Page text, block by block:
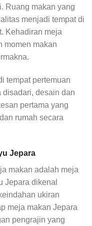
Ruang makan yang
menjadi tempat di
Kehadiran meja
momen makan
tempat pertemuan
disadari, desain dan
pertama yang
rumah secara
Jepara
makan adalah meja
Jepara dikenal
ukiran
meja makan Jepara
pengrajin yang